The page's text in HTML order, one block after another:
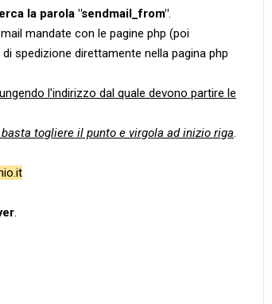
la parola "sendmail_from".
mandate con le pagine php (poi
spedizione direttamente nella pagina php
l'indirizzo dal quale devono partire le
togliere il punto e virgola ad inizio riga.
.